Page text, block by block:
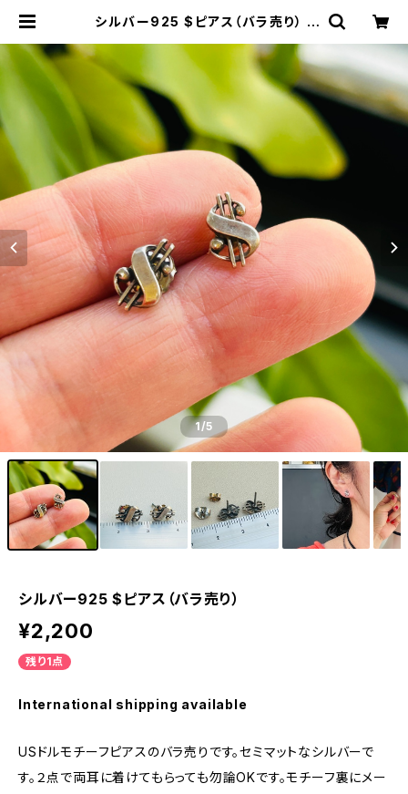
シルバー925 $ピアス（バラ売り） |
1/5
シルバー925 $ピアス（バラ売り）
¥2,200
残り1点
International shipping available
USドルモチーフピアスのバラ売りです。セミマットなシルバーで
す。２点で両耳に着けてもらっても勿論OKです。モチーフ裏にメー